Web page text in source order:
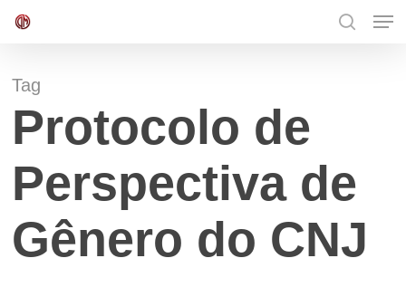
Skip
content
Tag
Protocolo de
Perspectiva de
Gênero do CNJ